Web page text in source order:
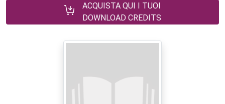
ACQUISTA QUI I TUOI
DOWNLOAD CREDITS